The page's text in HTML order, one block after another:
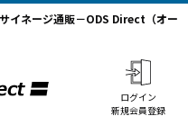
イネージ通販－ODS Direct（オー
ログイン
新規会員登録